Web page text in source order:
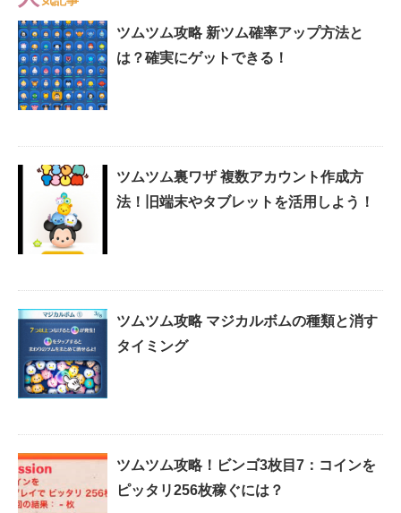
ツムツム攻略 新ツム確率アップ方法と
は？確実にゲットできる！
ツムツム裏ワザ 複数アカウント作成方
法！旧端末やタブレットを活用しよう！
ツムツム攻略 マジカルボムの種類と消す
タイミング
ツムツム攻略！ビンゴ3枚目7：コインを
ピッタリ256枚稼ぐには？